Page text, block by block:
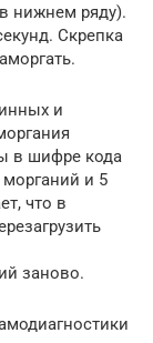
нижнем ряду).
Скрепка
и
в шифре кода
и 5
что в
заново.